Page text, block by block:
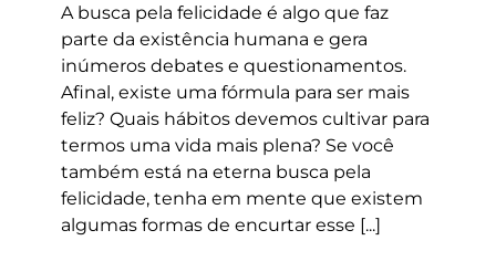
A busca pela felicidade é algo que faz
parte da existência humana e gera
inúmeros debates e questionamentos.
Afinal, existe uma fórmula para ser mais
feliz? Quais hábitos devemos cultivar para
termos uma vida mais plena? Se você
também está na eterna busca pela
felicidade, tenha em mente que existem
algumas formas de encurtar esse [...]